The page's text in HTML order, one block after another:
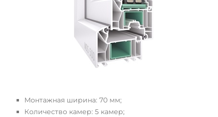
Монтажная ширина: 70 мм;
Количество камер: 5 камер;